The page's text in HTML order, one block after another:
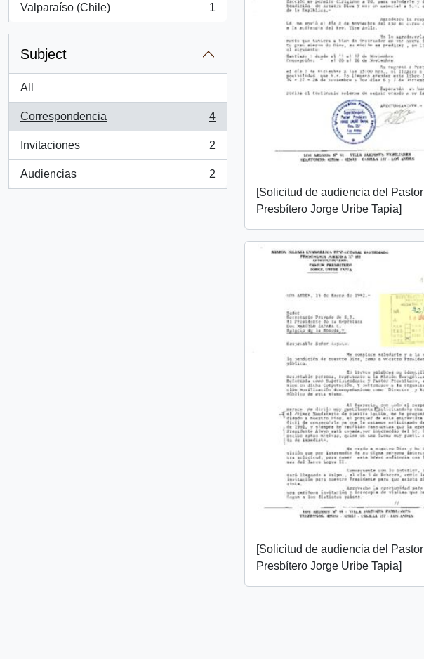
Valparaíso (Chile)
, 1 results
1
Subject
All
Correspondencia
, 4 results
4
Invitaciones
, 2 results
2
Audiencias
, 2 results
2
[Solicitud de audiencia del Pastor
Presbítero Jorge Uribe Tapia]
[Solicitud de audiencia del Pastor
Presbítero Jorge Uribe Tapia]